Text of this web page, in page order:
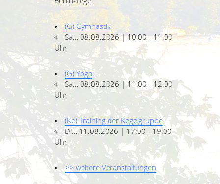
(G) Gymnastik
Sa.., 08.08.2026 | 10:00 - 11:00
Uhr
(G) Yoga
Sa.., 08.08.2026 | 11:00 - 12:00
Uhr
(Ke) Training der Kegelgruppe
Di.., 11.08.2026 | 17:00 - 19:00
Uhr
>> weitere Veranstaltungen